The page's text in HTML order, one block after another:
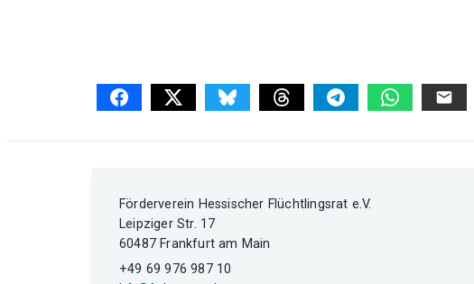
Förderverein Hessischer Flüchtlingsrat e.V.
Leipziger Str. 17
60487 Frankfurt am Main
+49 69 976 987 10